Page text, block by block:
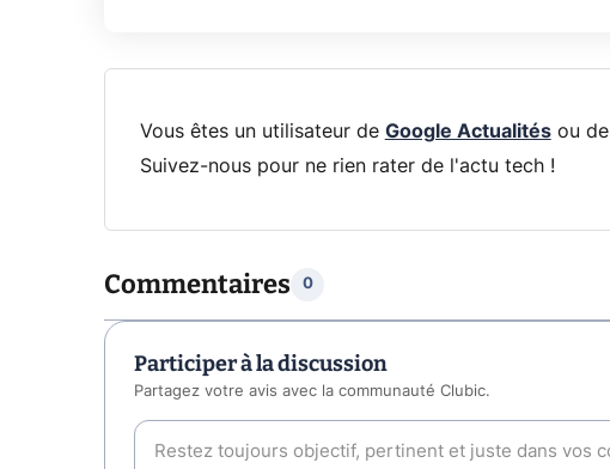
Vous êtes un utilisateur de Google Actualitésou de
Suivez-nous pour ne rien rater de l'actu tech !
Commentaires 0
Participer à la discussion
Partagez votre avis avec la communauté Clubic.